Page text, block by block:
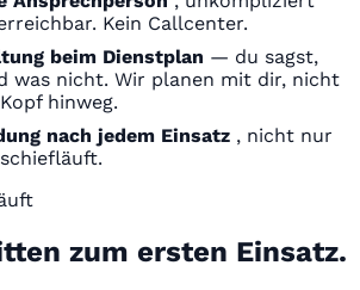
Kein Callcenter.
beim Dienstplan — du sagst,
was nicht. Wir planen mit dir, nicht
hinweg.
nach jedem Einsatz , nicht nur
zum ersten Einsatz.